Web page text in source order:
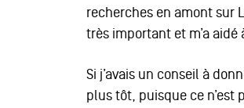
recherches en amont sur
très important et m’a
Si j’avais un conseil à
plus tôt, puisque ce n’est